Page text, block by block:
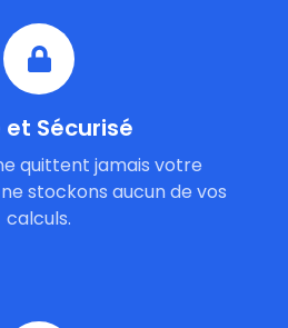
et Sécurisé
quittent jamais votre
stockons aucun de vos
calculs.